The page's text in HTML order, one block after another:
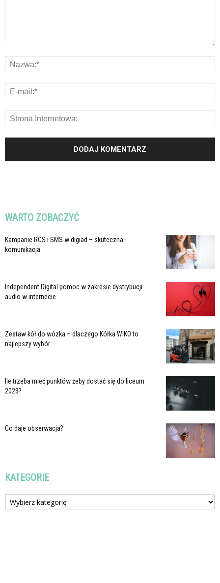
WARTO ZOBACZYĆ
Kampanie RCS i SMS w digiad – skuteczna
komunikacja
Independent Digital pomoc w zakresie dystrybucji
audio w internecie
Zestaw kół do wózka – dlaczego Kółka WIKO to
najlepszy wybór
Ile trzeba mieć punktów żeby dostać się do liceum
2023?
Co daje obserwacja?
KATEGORIE
Kategorie